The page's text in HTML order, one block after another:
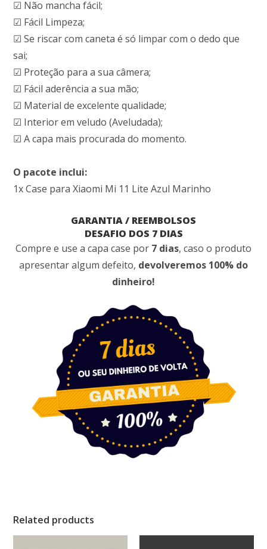
☑ Não mancha fácil;
☑ Fácil Limpeza;
☑ Se riscar com caneta é só limpar com o dedo que
sai;
☑ Proteção para a sua câmera;
☑ Fácil aderência a sua mão;
☑ Material de excelente qualidade;
☑ Interior em veludo (Aveludada);
☑ A capa mais procurada do momento.
O pacote inclui:
1x Case para Xiaomi Mi 11 Lite Azul Marinho
GARANTIA / REEMBOLSOS
DESAFIO DOS 7 DIAS
Compre e use a capa case por 7 dias, caso o produto
apresentar algum defeito, devolveremos 100% do
dinheiro!
Related products